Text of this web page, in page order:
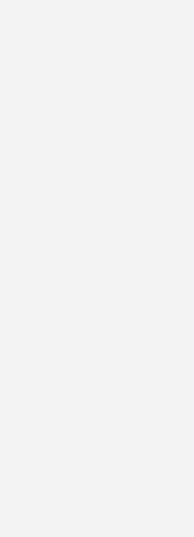
die bestehende
Schmitt ergänzen.
wie folgt aufgeteilt:
Controlling,
Chain sowie die
Marketing, Category
Personal &
der